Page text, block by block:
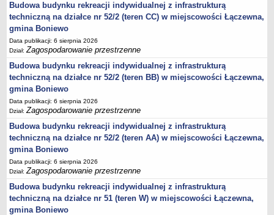
bezodpływowych lub osadników
AKTUALNOŚCI GMINY BONIEWO
FINANSE GMINY
Majątek gminy
Budżet
sprawozdania z wykonania budżetu
Plan postępowań na 2026 rok
Plan postępowań o udzielenie zamówień na rok 2025
Plan postępowań na rok 2024
Plan postępowań o udzielenie zamówień na rok 2023
Plan postępowań o udzielenie zamówień na rok 2022
Plan postępowań w 2021 roku
Plan postępowań o udzielenie zamówień w 2020 roku
Plan postępowań o udzielenie zamówień na 2019
Budowa budynku rekreacji indywidualnej z infrastrukturą
techniczną na działce nr 52/2 (teren CC) w miejscowości Łączewna,
gmina Boniewo
Data publikacji: 6 sierpnia 2026
Dział:Zagospodarowanie przestrzenne
Budowa budynku rekreacji indywidualnej z infrastrukturą
techniczną na działce nr 52/2 (teren BB) w miejscowości Łączewna,
gmina Boniewo
Data publikacji: 6 sierpnia 2026
Dział:Zagospodarowanie przestrzenne
Budowa budynku rekreacji indywidualnej z infrastrukturą
techniczną na działce nr 52/2 (teren AA) w miejscowości Łączewna,
gmina Boniewo
Data publikacji: 6 sierpnia 2026
Dział:Zagospodarowanie przestrzenne
Budowa budynku rekreacji indywidualnej z infrastrukturą
techniczną na działce nr 51 (teren W) w miejscowości Łączewna,
gmina Boniewo